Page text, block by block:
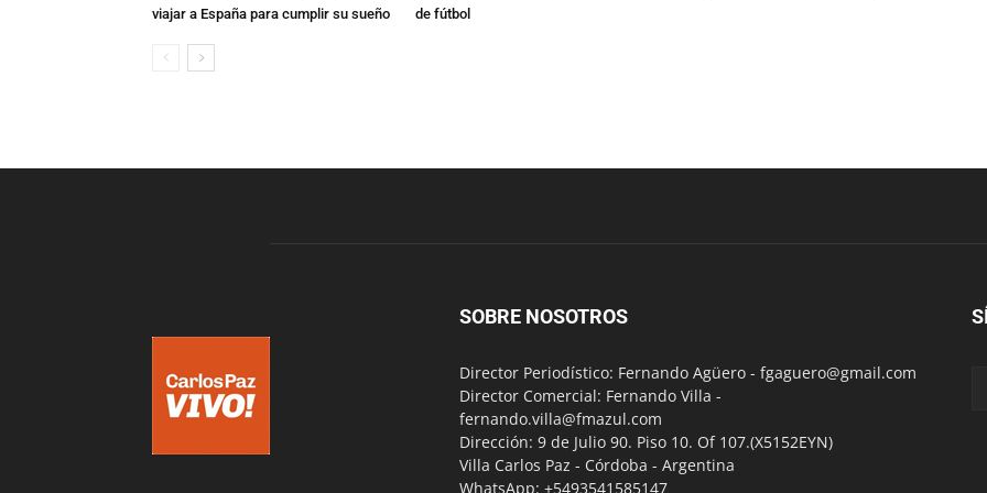
viajar a España para cumplir su sueño
de fútbol
SOBRE NOSOTROS
Director Periodístico: Fernando Agüero - fgaguero@gmail.com
Director Comercial: Fernando Villa -
fernando.villa@fmazul.com
Dirección: 9 de Julio 90. Piso 10. Of 107.(X5152EYN)
Villa Carlos Paz - Córdoba - Argentina
WhatsApp: +5493541585147